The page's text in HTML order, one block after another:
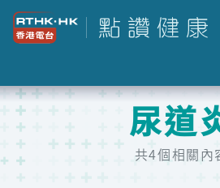
尿道
共4個相關內